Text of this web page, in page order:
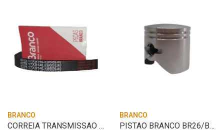
BRANCO
CORREIA TRANSMISSAO CORTA RELVA BRANCO
BRANCO
PISTAO BRANCO BR26/BPC25